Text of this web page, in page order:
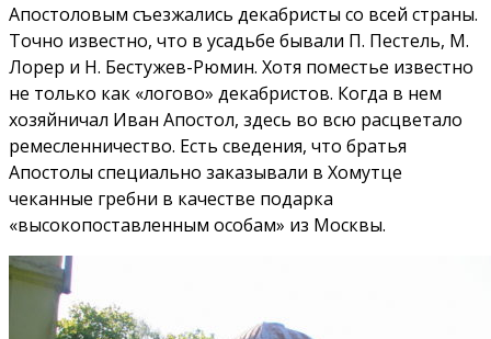
Апостоловым съезжались декабристы со всей страны.
Точно известно, что в усадьбе бывали П. Пестель, М.
Лорер и Н. Бестужев-Рюмин. Хотя поместье известно
не только как «логово» декабристов. Когда в нем
хозяйничал Иван Апостол, здесь во всю расцветало
ремесленничество. Есть сведения, что братья
Апостолы специально заказывали в Хомутце
чеканные гребни в качестве подарка
«высокопоставленным особам» из Москвы.